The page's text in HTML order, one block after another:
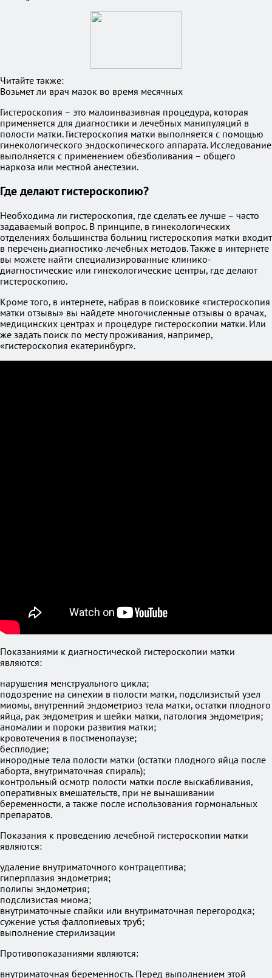
Читайте также:
Возьмет ли врач мазок во время месячных
Гистероскопия – это малоинвазивная процедура, которая
применяется для диагностики и лечебных манипуляций в
полости матки. Гистероскопия матки выполняется с помощью
гинекологического эндоскопического аппарата. Исследование
выполняется с применением обезболивания – общего
наркоза или местной анестезии.
Где делают гистероскопию?
Необходима ли гистероскопия, где сделать ее лучше – часто
задаваемый вопрос. В принципе, в гинекологических
отделениях большинства больниц гистероскопия матки входит
в перечень диагностико-лечебных методов. Также в интернете
вы можете найти специализированные клинико-
диагностические или гинекологические центры, где делают
гистероскопию.
Кроме того, в интернете, набрав в поисковике «гистероскопия
матки отзывы» вы найдете многочисленные отзывы о врачах,
медицинских центрах и процедуре гистероскопии матки. Или
же задать поиск по месту проживания, например,
«гистероскопия екатеринбург».
Показаниями к диагностической гистероскопии матки
являются:
нарушения менструального цикла;
подозрение на синехии в полости матки, подслизистый узел
миомы, внутренний эндометриоз тела матки, остатки плодного
яйца, рак эндометрия и шейки матки, патология эндометрия;
аномалии и пороки развития матки;
кровотечения в постменопаузе;
бесплодие;
инородные тела полости матки (остатки плодного яйца после
аборта, внутриматочная спираль);
контрольный осмотр полости матки после выскабливания,
оперативных вмешательств, при не вынашивании
беременности, а также после использования гормональных
препаратов.
Показания к проведению лечебной гистероскопии матки
являются:
удаление внутриматочного контрацептива;
гиперплазия эндометрия;
полипы эндометрия;
подслизистая миома;
внутриматочные спайки или внутриматочная перегородка;
сужение устья фаллопиевых труб;
выполнение стерилизации
Противопоказаниями являются:
внутриматочная беременность. Перед выполнением этой